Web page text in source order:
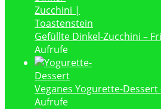
Gefüllte Dinkel-Zucchini –
Aufrufe
Veganes Yogurette-Dessert
Aufrufe